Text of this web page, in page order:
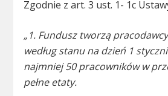
Zgodnie z art. 3 ust. 1- 1c
„1. Fundusz tworzą
według stanu na dzień 1
najmniej 50 pracowników w
pełne etaty.